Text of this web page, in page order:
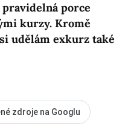
porce
kurzy. Kromě
udělám exkurz také
zdroje na Googlu